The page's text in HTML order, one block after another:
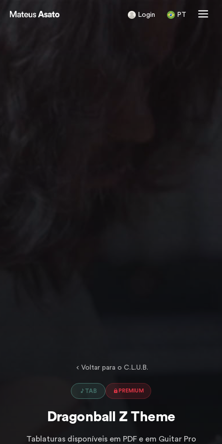
Login PT
Voltar para o C.L.U.B.
TAB PREMIUM
Dragonball Z Theme
Tablaturas disponíveis em PDF e em Guitar Pro